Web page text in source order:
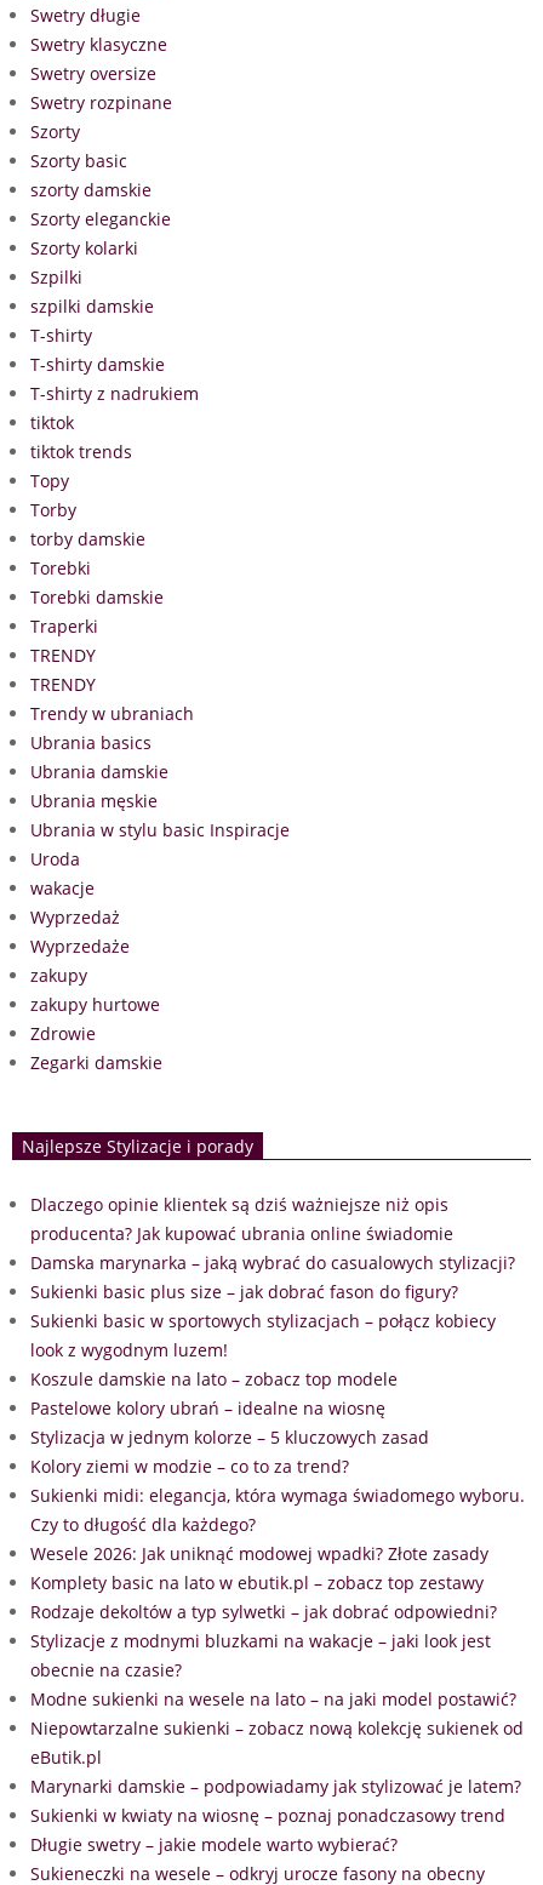
Swetry długie
Swetry klasyczne
Swetry oversize
Swetry rozpinane
Szorty
Szorty basic
szorty damskie
Szorty eleganckie
Szorty kolarki
Szpilki
szpilki damskie
T-shirty
T-shirty damskie
T-shirty z nadrukiem
tiktok
tiktok trends
Topy
Torby
torby damskie
Torebki
Torebki damskie
Traperki
TRENDY
TRENDY
Trendy w ubraniach
Ubrania basics
Ubrania damskie
Ubrania męskie
Ubrania w stylu basic Inspiracje
Uroda
wakacje
Wyprzedaż
Wyprzedaże
zakupy
zakupy hurtowe
Zdrowie
Zegarki damskie
Najlepsze Stylizacje i porady
Dlaczego opinie klientek są dziś ważniejsze niż opis
producenta? Jak kupować ubrania online świadomie
Damska marynarka – jaką wybrać do casualowych stylizacji?
Sukienki basic plus size – jak dobrać fason do figury?
Sukienki basic w sportowych stylizacjach – połącz kobiecy
look z wygodnym luzem!
Koszule damskie na lato – zobacz top modele
Pastelowe kolory ubrań – idealne na wiosnę
Stylizacja w jednym kolorze – 5 kluczowych zasad
Kolory ziemi w modzie – co to za trend?
Sukienki midi: elegancja, która wymaga świadomego wyboru.
Czy to długość dla każdego?
Wesele 2026: Jak uniknąć modowej wpadki? Złote zasady
Komplety basic na lato w ebutik.pl – zobacz top zestawy
Rodzaje dekoltów a typ sylwetki – jak dobrać odpowiedni?
Stylizacje z modnymi bluzkami na wakacje – jaki look jest
obecnie na czasie?
Modne sukienki na wesele na lato – na jaki model postawić?
Niepowtarzalne sukienki – zobacz nową kolekcję sukienek od
eButik.pl
Marynarki damskie – podpowiadamy jak stylizować je latem?
Sukienki w kwiaty na wiosnę – poznaj ponadczasowy trend
Długie swetry – jakie modele warto wybierać?
Sukieneczki na wesele – odkryj urocze fasony na obecny